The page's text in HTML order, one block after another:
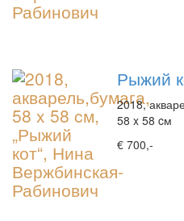
Рыжий
2018,
58 x 58 cм
€ 700,-